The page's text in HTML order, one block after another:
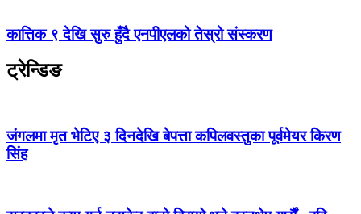
कात्तिक ९ देखि सुरु हुँदै एनपीएलको तेस्रो संस्करण
ट्रेन्डिङ
जंगलमा मृत भेटिए ३ दिनदेखि बेपत्ता कपिलवस्तुका पूर्वमेयर किरण
सिंह